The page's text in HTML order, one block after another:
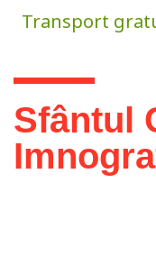
Transport
Eşti aici
Sfântul